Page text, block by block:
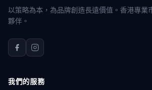
以策略為本，為品牌創造長遠價值。香港專業
夥伴。
我們的服務